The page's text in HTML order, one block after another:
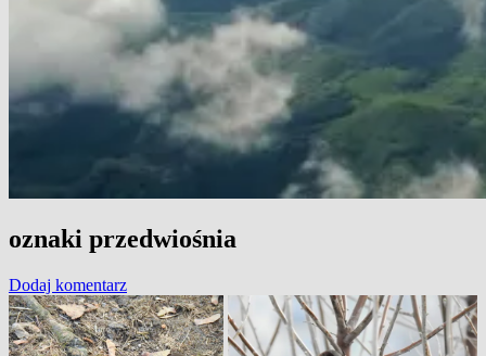
oznaki przedwiośnia
Dodaj komentarz